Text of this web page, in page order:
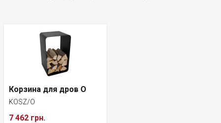
Корзина для дров O
KOSZ/O
7 462 грн.